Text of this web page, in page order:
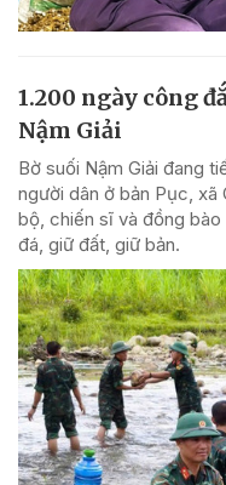
1.200 ngày công
Nậm Giải
Bờ suối Nậm Giải đang
người dân ở bản Pục, xã
bộ, chiến sĩ và đồng
đá, giữ đất, giữ bản.